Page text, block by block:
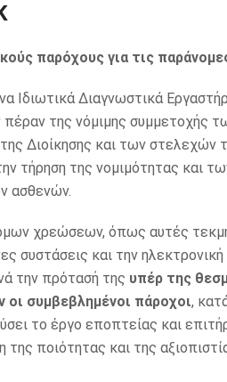
παρόχους για τις
Ιδιωτικά Διαγνωστικά
της νόμιμης συμμετοχής
Διοίκησης και των στελεχών
τήρηση της νομιμότητας και
ασθενών.
χρεώσεων, όπως αυτές
συστάσεις και την
την πρότασή της υπέρ της
συμβεβλημένοι πάροχοι,
το έργο εποπτείας και
ποιότητας και της